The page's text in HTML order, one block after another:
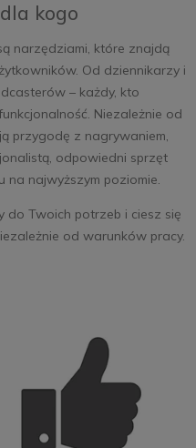
kogo
narzędziami, które znajdą
Od dziennikarzy i
– każdy, kto
Niezależnie od
przygodę z nagrywaniem,
odpowiedni sprzęt
na najwyższym poziomie.
Twoich potrzeb i ciesz się
od warunków pracy.